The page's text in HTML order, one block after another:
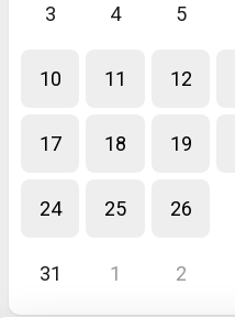
3 4 5
10 11 12
17 18 19
24 25 26
31 1 2